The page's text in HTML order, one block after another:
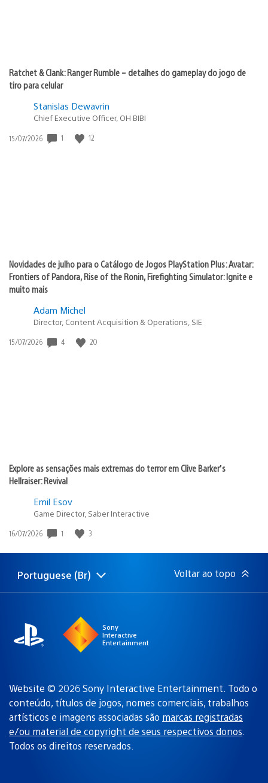
Ratchet & Clank: Ranger Rumble – detalhes do gameplay do jogo de
tiro para celular
Stanislas Dewavrin
Chief Executive Officer, OH BIBI
Data
15/07/2026 1 12
Novidades de julho para o Catálogo de Jogos PlayStation Plus: Avatar:
Frontiers of Pandora, Rise of the Ronin, Firefighting Simulator: Ignite e
muito mais
Adam Michel
Director, Content Acquisition & Operations, SIE
Data
15/07/2026 4 20
Explore as sensações mais extremas do terror em Clive Barker’s
Hellraiser: Revival
Emil Esov
Game Director, Saber Interactive
Data
publicação:
16/07/2026 1 3
Selecione
Região
Portuguese (Br) Voltar ao topo
Sony
Interactive
Entertainment
Website © 2026 Sony Interactive Entertainment. Todo o
conteúdo, títulos de jogos, nomes comerciais, trabalhos
artísticos e imagens associadas são marcas registradas
e/ou material de copyright de seus respectivos donos.
Todos os direitos reservados.